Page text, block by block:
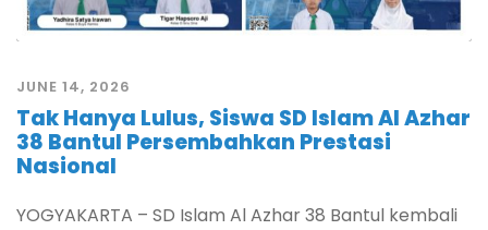
JUNE 14, 2026
Tak Hanya Lulus, Siswa SD Islam Al Azhar
38 Bantul Persembahkan Prestasi
Nasional
YOGYAKARTA – SD Islam Al Azhar 38 Bantul kembali